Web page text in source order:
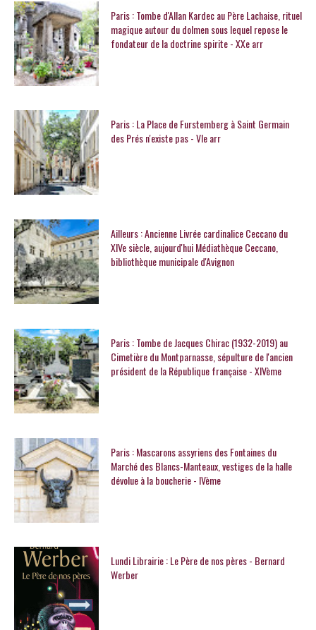
Paris : Tombe d'Allan Kardec au Père Lachaise, rituel
magique autour du dolmen sous lequel repose le
fondateur de la doctrine spirite - XXe arr
Paris : La Place de Furstemberg à Saint Germain
des Prés n'existe pas - VIe arr
Ailleurs : Ancienne Livrée cardinalice Ceccano du
XIVe siècle, aujourd'hui Médiathèque Ceccano,
bibliothèque municipale d'Avignon
Paris : Tombe de Jacques Chirac (1932-2019) au
Cimetière du Montparnasse, sépulture de l'ancien
président de la République française - XIVème
Paris : Mascarons assyriens des Fontaines du
Marché des Blancs-Manteaux, vestiges de la halle
dévolue à la boucherie - IVème
Lundi Librairie : Le Père de nos pères - Bernard
Werber